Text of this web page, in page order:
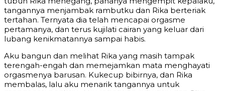
tangannya menjambak rambutku dan Rika berteriak
tertahan. Ternyata dia telah mencapai orgasme
pertamanya, dan terus kujilati cairan yang keluar dari
lubang kenikmatannya sampai habis.
Aku bangun dan melihat Rika yang masih tampak
terengah-engah dan memejamkan mata menghayati
orgasmenya barusan. Kukecup bibirnya, dan Rika
membalas, lalu aku menarik tangannya untuk